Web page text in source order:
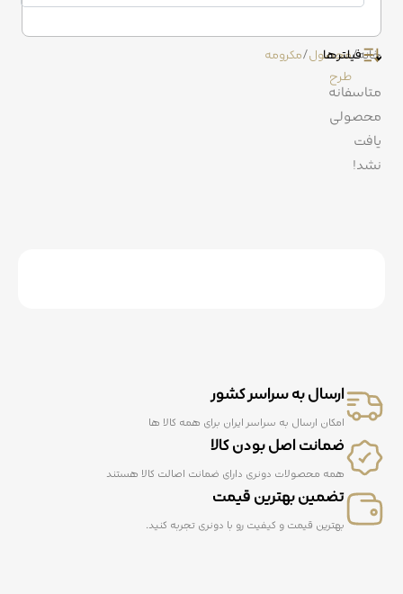
دونری هوم
روتختی
کوسن
خانه/محصول
طرح
/مکرومه فیلترها
متاسفانه
محصولی
یافت
نشد!
ارسال به سراسر کشور
امکان ارسال به سراسر ایران برای همه کالا ها
ضمانت اصل بودن کالا
همه محصولات دونری دارای ضمانت اصالت کالا هستند
تضمین بهترین قیمت
بهترین قیمت و کیفیت رو با دونری تجربه کنید.